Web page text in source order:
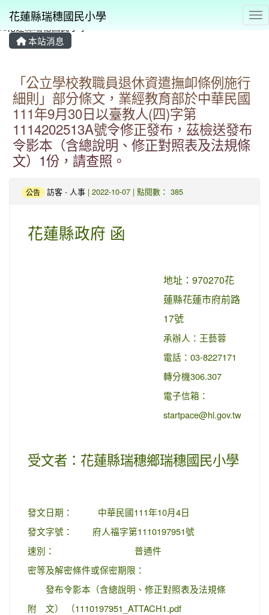
花蓮縣瑞穗國民小學
本站消息
「公立學校教職員退休資遣撫卹條例施行
細則」部分條文，業經教育部於中華民國
111年9月30日以臺教人(四)字第
1114202513A號令修正發布，茲檢送發布
令影本（含總說明、修正對照表及法規條
文）1份，請查照。
公告 訪客 - 人事 | 2022-10-07 | 點閱數： 385
花蓮縣政府 函
地址：970270花
蓮縣花蓮市府前路
17號
承辦人：王藝蓉
電話：03-8227171
轉分機306.307
電子信箱：
startpace@hl.gov.tw
受文者：花蓮縣瑞穗鄉瑞穗國民小學
發文日期：
中華民國111年10月4日
發文字號：
府人福字第1110197951號
速別：
普通件
密等及解密條件或保密期限：
附
發布令影本（含總說明、修正對照表及法規條
文） （1110197951_ATTACH1.pdf